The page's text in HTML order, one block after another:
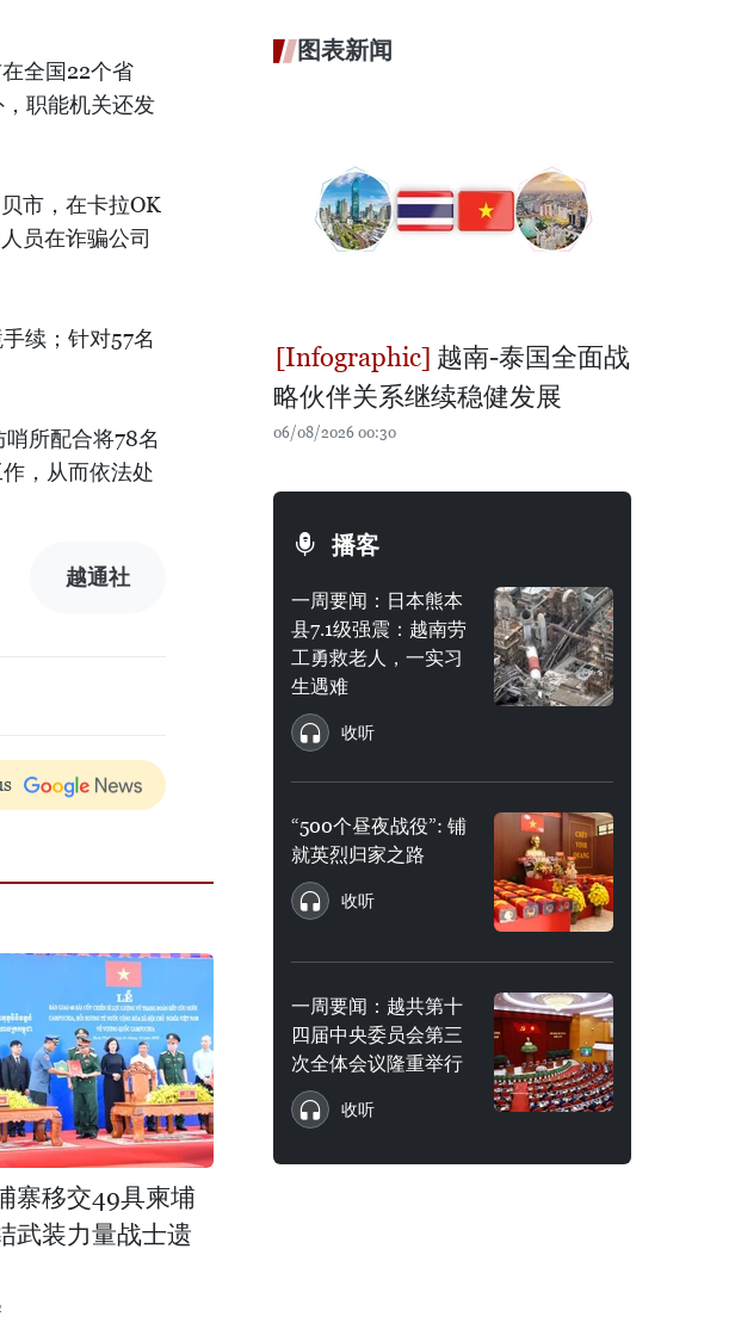
全国22个省
职能机关还发
市，在卡拉OK
员在诈骗公司
续；针对57名
所配合将78名
，从而依法处
越通社
寨移交49具柬埔
武装力量战士遗
图表新闻
越南-泰国全面战
略伙伴关系继续稳健发展
06/08/2026 00:30
播客
一周要闻：日本熊本
县7.1级强震：越南劳
工勇救老人，一实习
生遇难
收听
“500个昼夜战役”: 铺
就英烈归家之路
收听
一周要闻：越共第十
四届中央委员会第三
次全体会议隆重举行
收听